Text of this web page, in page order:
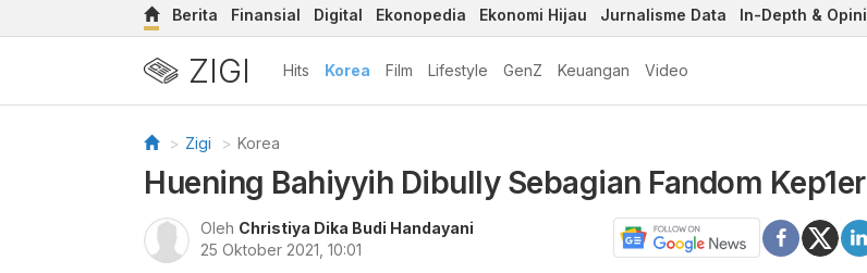
Berita Finansial Digital Ekonopedia Ekonomi Hijau Jurnalisme Data In-Depth & Opini
ZIGI Hits Korea Film Lifestyle GenZ Keuangan Video
Zigi Korea
Huening Bahiyyih Dibully Sebagian Fandom Kep1er
Oleh Christiya Dika Budi Handayani
25 Oktober 2021, 10:01